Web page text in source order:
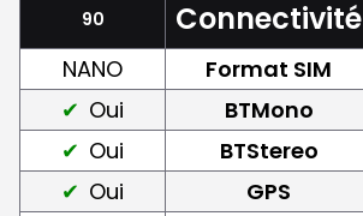
90 Connectivité
NANO Format SIM
Oui
BTMono
Oui
BTStereo
Oui
GPS